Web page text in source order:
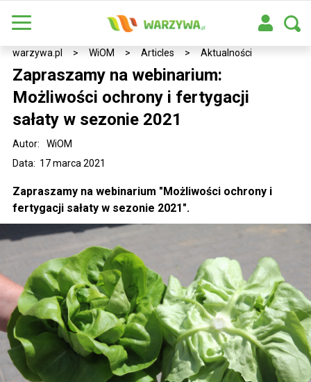
warzywa.pl > WiOM > Articles > Aktualności
Zapraszamy na webinarium:
Możliwości ochrony i fertygacji
sałaty w sezonie 2021
Data: 17 marca 2021
Autor: WiOM
Zapraszamy na webinarium "Możliwości ochrony i
fertygacji sałaty w sezonie 2021".